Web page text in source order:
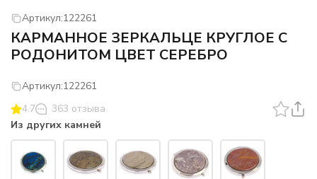
Артикул:122261
КАРМАННОЕ ЗЕРКАЛЬЦЕ КРУГЛОЕ С
РОДОНИТОМ ЦВЕТ СЕРЕБРО
Артикул:122261
4.7
363 отзыва
Из других камней